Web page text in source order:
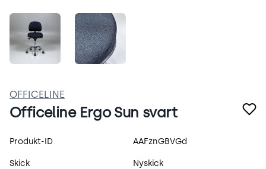
gcIqBXJBweKL.jpegoAqbEfP5Q2Z-.jpeg
OFFICELINE
Officeline Ergo Sun svart
Produktspecifikation
Produkt-ID AAFznGBVGd
Skick Nyskick